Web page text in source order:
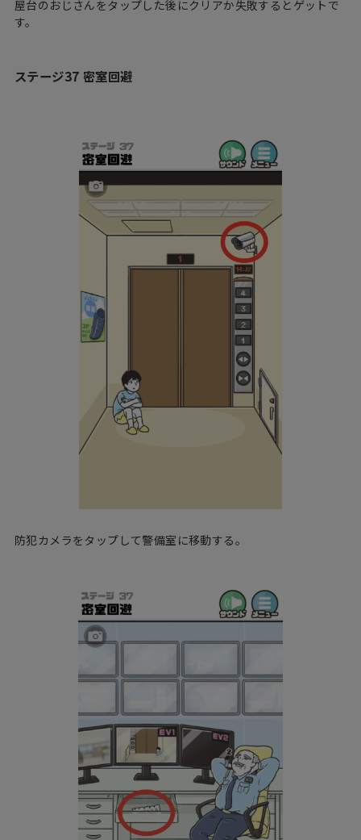
屋台のおじさんをタップした後にクリアか失敗するとゲットで
す。
ステージ37 密室回避
防犯カメラをタップして警備室に移動する。